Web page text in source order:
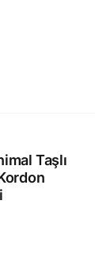
Taşlı